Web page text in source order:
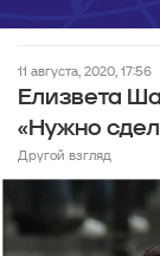
11 августа, 2020, 17:56
Елизвета
«Нужно
Другой взгляд